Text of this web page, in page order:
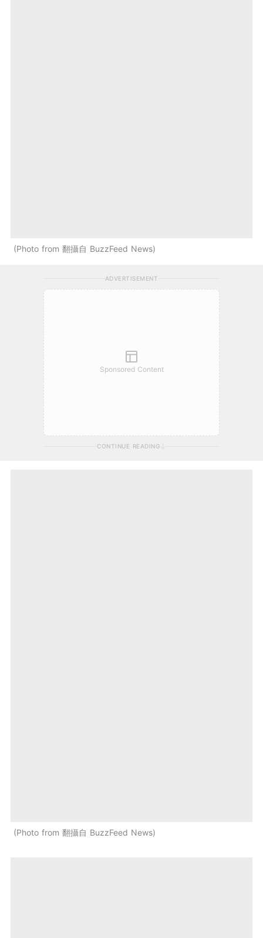
Photo from 翻攝自 BuzzFeed News
ADVERTISEMENT
Sponsored Content
CONTINUE READING
Photo from 翻攝自 BuzzFeed News